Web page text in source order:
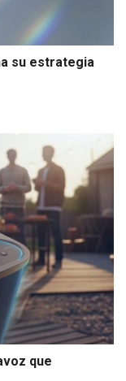
su estrategia
que